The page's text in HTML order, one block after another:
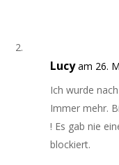
Lucy am 26.
Ich wurde
Immer mehr.
! Es gab nie
blockiert.